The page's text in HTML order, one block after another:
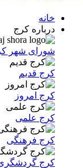
خانه
درباره کرج
شورای شهر
کرج قدیم
کرج امروز
کرج علمی
کرج فرهنگی
کرج